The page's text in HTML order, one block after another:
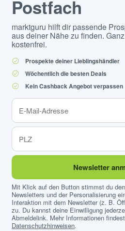
Postfach
marktguru hilft dir passende
aus deiner Nähe zu finden.
kostenfrei.
Prospekte deiner Lieblingshändler
Wöchentlich die besten Deals
Kein Cashback Angebot verpassen
Newsletter
Mit Klick auf den Button stimmst du
Newsletters und der Personalisierung
Interaktion mit dem Newsletter (z. B.
zu. Du kannst deine Einwilligung
Abmeldelink. Mehr Informationen
Datenschutzhinweisen.